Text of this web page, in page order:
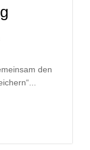
den